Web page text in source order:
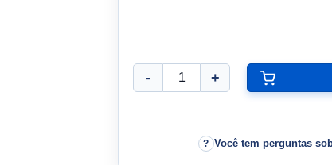
Você tem perguntas